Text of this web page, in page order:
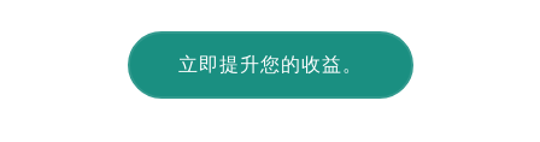
立即提升您的收益。